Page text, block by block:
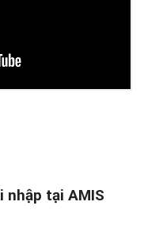
nhập tại AMIS